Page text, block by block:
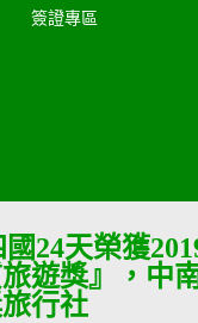
簽證專區
24天榮獲
遊獎』，中
行社